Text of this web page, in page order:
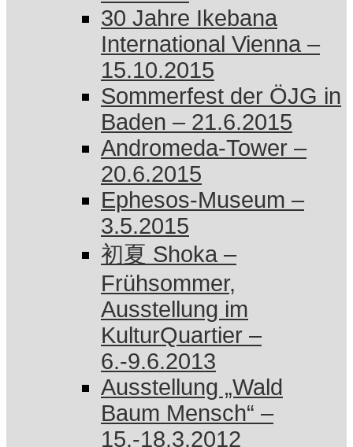
30 Jahre Ikebana
International Vienna –
15.10.2015
Sommerfest der ÖJG in
Baden – 21.6.2015
Andromeda-Tower –
20.6.2015
Ephesos-Museum –
3.5.2015
初夏 Shoka –
Frühsommer,
Ausstellung im
KulturQuartier –
6.-9.6.2013
Ausstellung „Wald
Baum Mensch“ –
15.-18.3.2012